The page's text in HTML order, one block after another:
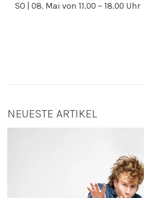
SO | 08. Mai von 11.00 – 18.00 Uhr
NEUESTE ARTIKEL